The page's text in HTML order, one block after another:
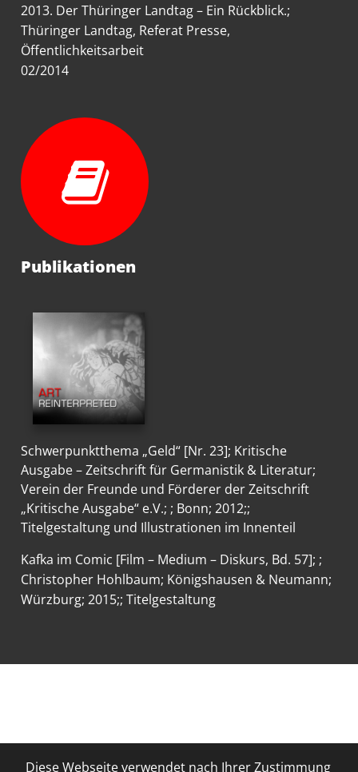
2013. Der Thüringer Landtag – Ein Rückblick.;
Thüringer Landtag, Referat Presse,
Öffentlichkeitsarbeit
02/2014
Publikationen
Schwerpunktthema „Geld“ [Nr. 23]; Kritische
Ausgabe – Zeitschrift für Germanistik & Literatur;
Verein der Freunde und Förderer der Zeitschrift
„Kritische Ausgabe“ e.V.; ; Bonn; 2012;;
Titelgestaltung und Illustrationen im Innenteil
Kafka im Comic [Film – Medium – Diskurs, Bd. 57]; ;
Christopher Hohlbaum; Königshausen & Neumann;
Würzburg; 2015;; Titelgestaltung
Diese Webseite verwendet nach Ihrer Zustimmung